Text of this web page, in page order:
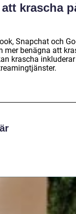
krascha
Snapchat och
mer benägna att
krascha